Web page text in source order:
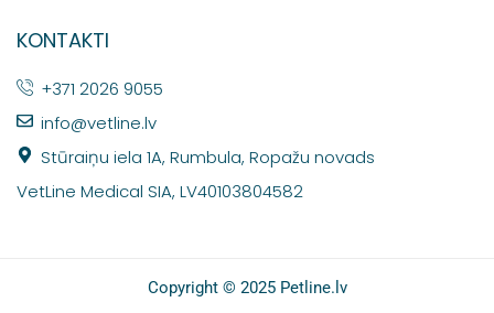
KONTAKTI
+371 2026 9055
info@vetline.lv
Stūraiņu iela 1A, Rumbula, Ropažu novads
VetLine Medical SIA, LV40103804582
Copyright © 2025 Petline.lv